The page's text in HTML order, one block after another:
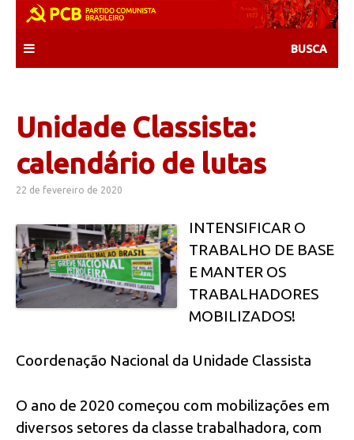
content
Unidade Classista:
calendário de lutas
22 de fevereiro de 2020
INTENSIFICAR O
TRABALHO DE BASE
E MANTER OS
TRABALHADORES
MOBILIZADOS!
Coordenação Nacional da Unidade Classista
O ano de 2020 começou com mobilizações em
diversos setores da classe trabalhadora, com